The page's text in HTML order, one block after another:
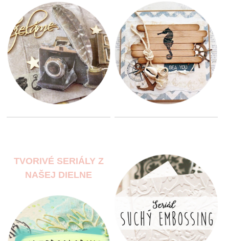
TVORIVÉ SERIÁLY Z
NAŠEJ DIELNE